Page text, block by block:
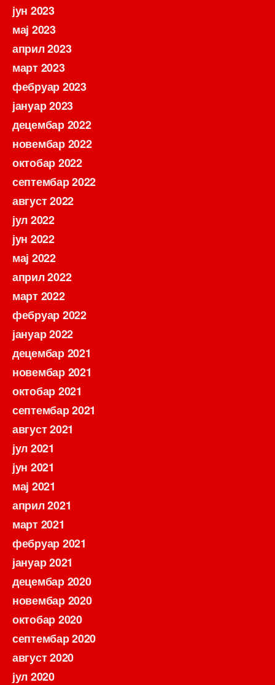
јун 2023
мај 2023
април 2023
март 2023
фебруар 2023
јануар 2023
децембар 2022
новембар 2022
октобар 2022
септембар 2022
август 2022
јул 2022
јун 2022
мај 2022
април 2022
март 2022
фебруар 2022
јануар 2022
децембар 2021
новембар 2021
октобар 2021
септембар 2021
август 2021
јул 2021
јун 2021
мај 2021
април 2021
март 2021
фебруар 2021
јануар 2021
децембар 2020
новембар 2020
октобар 2020
септембар 2020
август 2020
јул 2020